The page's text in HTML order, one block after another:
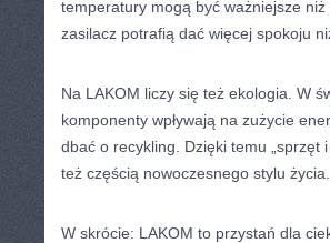
temperatury mogą być ważniejsze
zasilacz potrafią dać więcej spokoju
Na LAKOM liczy się też ekologia. W
komponenty wpływają na zużycie
dbać o recykling. Dzięki temu „sprzęt
też częścią nowoczesnego stylu życia.
W skrócie: LAKOM to przystań dla